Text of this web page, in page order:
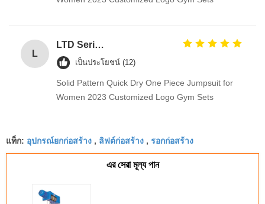
L
LTD Series Hoist for Suspended Platform/Cradle/Gondola
เป็นประโยชน์ (12)
Solid Pattern Quick Dry One Piece Jumpsuit for
Women 2023 Customized Logo Gym Sets
แท็ก: อุปกรณ์ยกก่อสร้าง , ลิฟต์ก่อสร้าง , รอกก่อสร้าง
এর সেরা মূল্য পান